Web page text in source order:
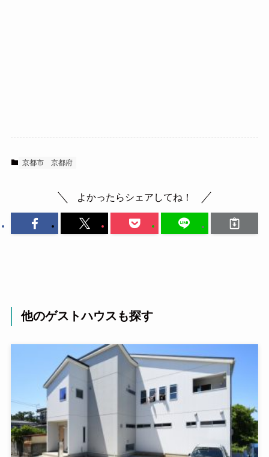
京都市 京都府
よかったらシェアしてね！
他のゲストハウスも探す